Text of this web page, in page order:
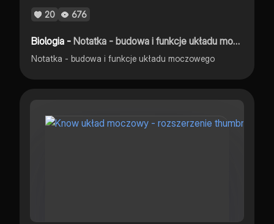
20 676
Biologia -Notatka - budowa i funkcje układu moczowego
Notatka - budowa i funkcje układu moczowego